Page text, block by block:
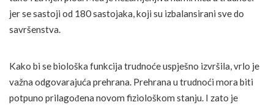
jer se sastoji od 180 sastojaka, koji su izbalansirani sve do
savršenstva.
Kako bi se biološka funkcija trudnoće uspješno izvršila, vrlo je
važna odgovarajuća prehrana. Prehrana u trudnoći mora biti
potpuno prilagođena novom fiziološkom stanju. I zato je